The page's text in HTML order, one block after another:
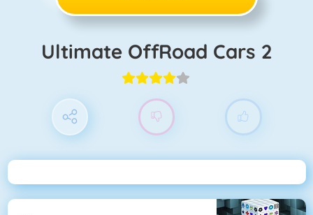
Ultimate OffRoad Cars 2